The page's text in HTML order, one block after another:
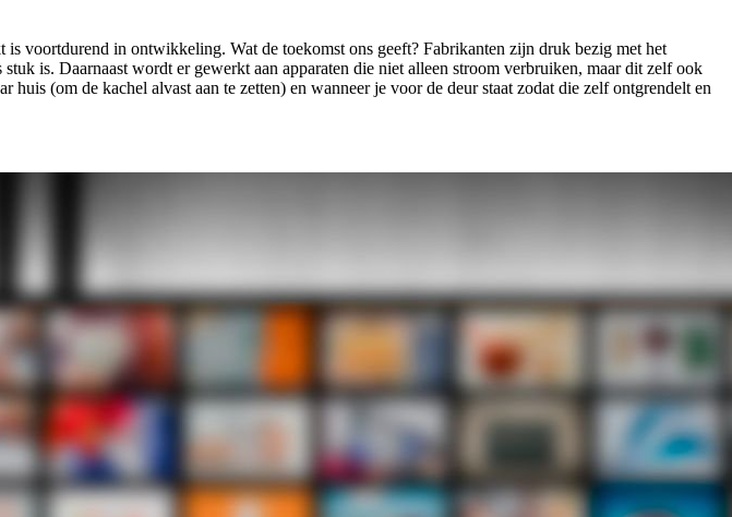
voortdurend in ontwikkeling. Wat de toekomst ons geeft? Fabrikanten zijn druk bezig met het
is. Daarnaast wordt er gewerkt aan apparaten die niet alleen stroom verbruiken, maar dit zelf ook
(om de kachel alvast aan te zetten) en wanneer je voor de deur staat zodat die zelf ontgrendelt en